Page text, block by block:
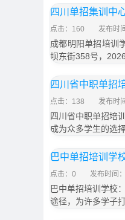
四川单招集训中
点击：160 发布时
成都明阳单招培训
坝东街358号，
四川省中职单招
点击：138 发布时
四川省中职单招培
成为众多学生的选
巴中单招培训学
点击：0 发布时间
巴中单招培训学校
途径，为许多学子